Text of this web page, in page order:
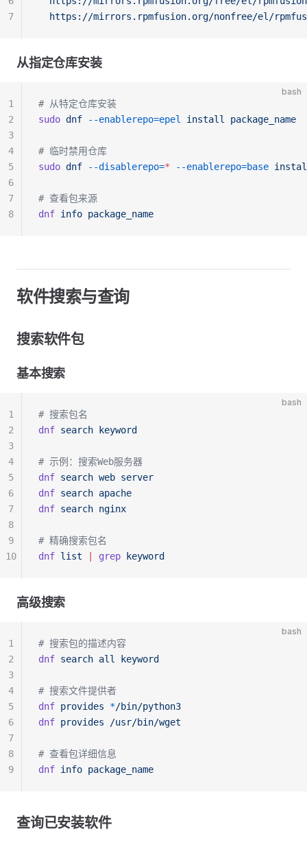
https://mirrors.rpmfusion.org/nonfree/el/
7
从指定仓库安装
bash
# 从特定仓库安装
sudo dnf --enablerepo=epel install package_name
# 临时禁用仓库
sudo dnf --disablerepo=* --enablerepo=base
# 查看包来源
dnf info package_name
1
2
3
4
5
6
7
8
软件搜索与查询
搜索软件包
基本搜索
bash
# 搜索包名
dnf search keyword
# 示例：搜索Web服务器
dnf search web server
dnf search apache
dnf search nginx
# 精确搜索包名
dnf list grep keyword
1
2
3
4
5
6
7
8
9
10
高级搜索
bash
# 搜索包的描述内容
dnf search all keyword
# 搜索文件提供者
dnf provides */bin/python3
dnf provides /usr/bin/wget
# 查看包详细信息
dnf info package_name
1
2
3
4
5
6
7
8
9
查询已安装软件